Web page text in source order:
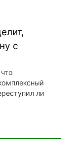
с
ли